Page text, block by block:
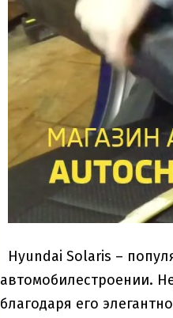
Hyundai Solaris –
автомобилестроении.
благодаря его